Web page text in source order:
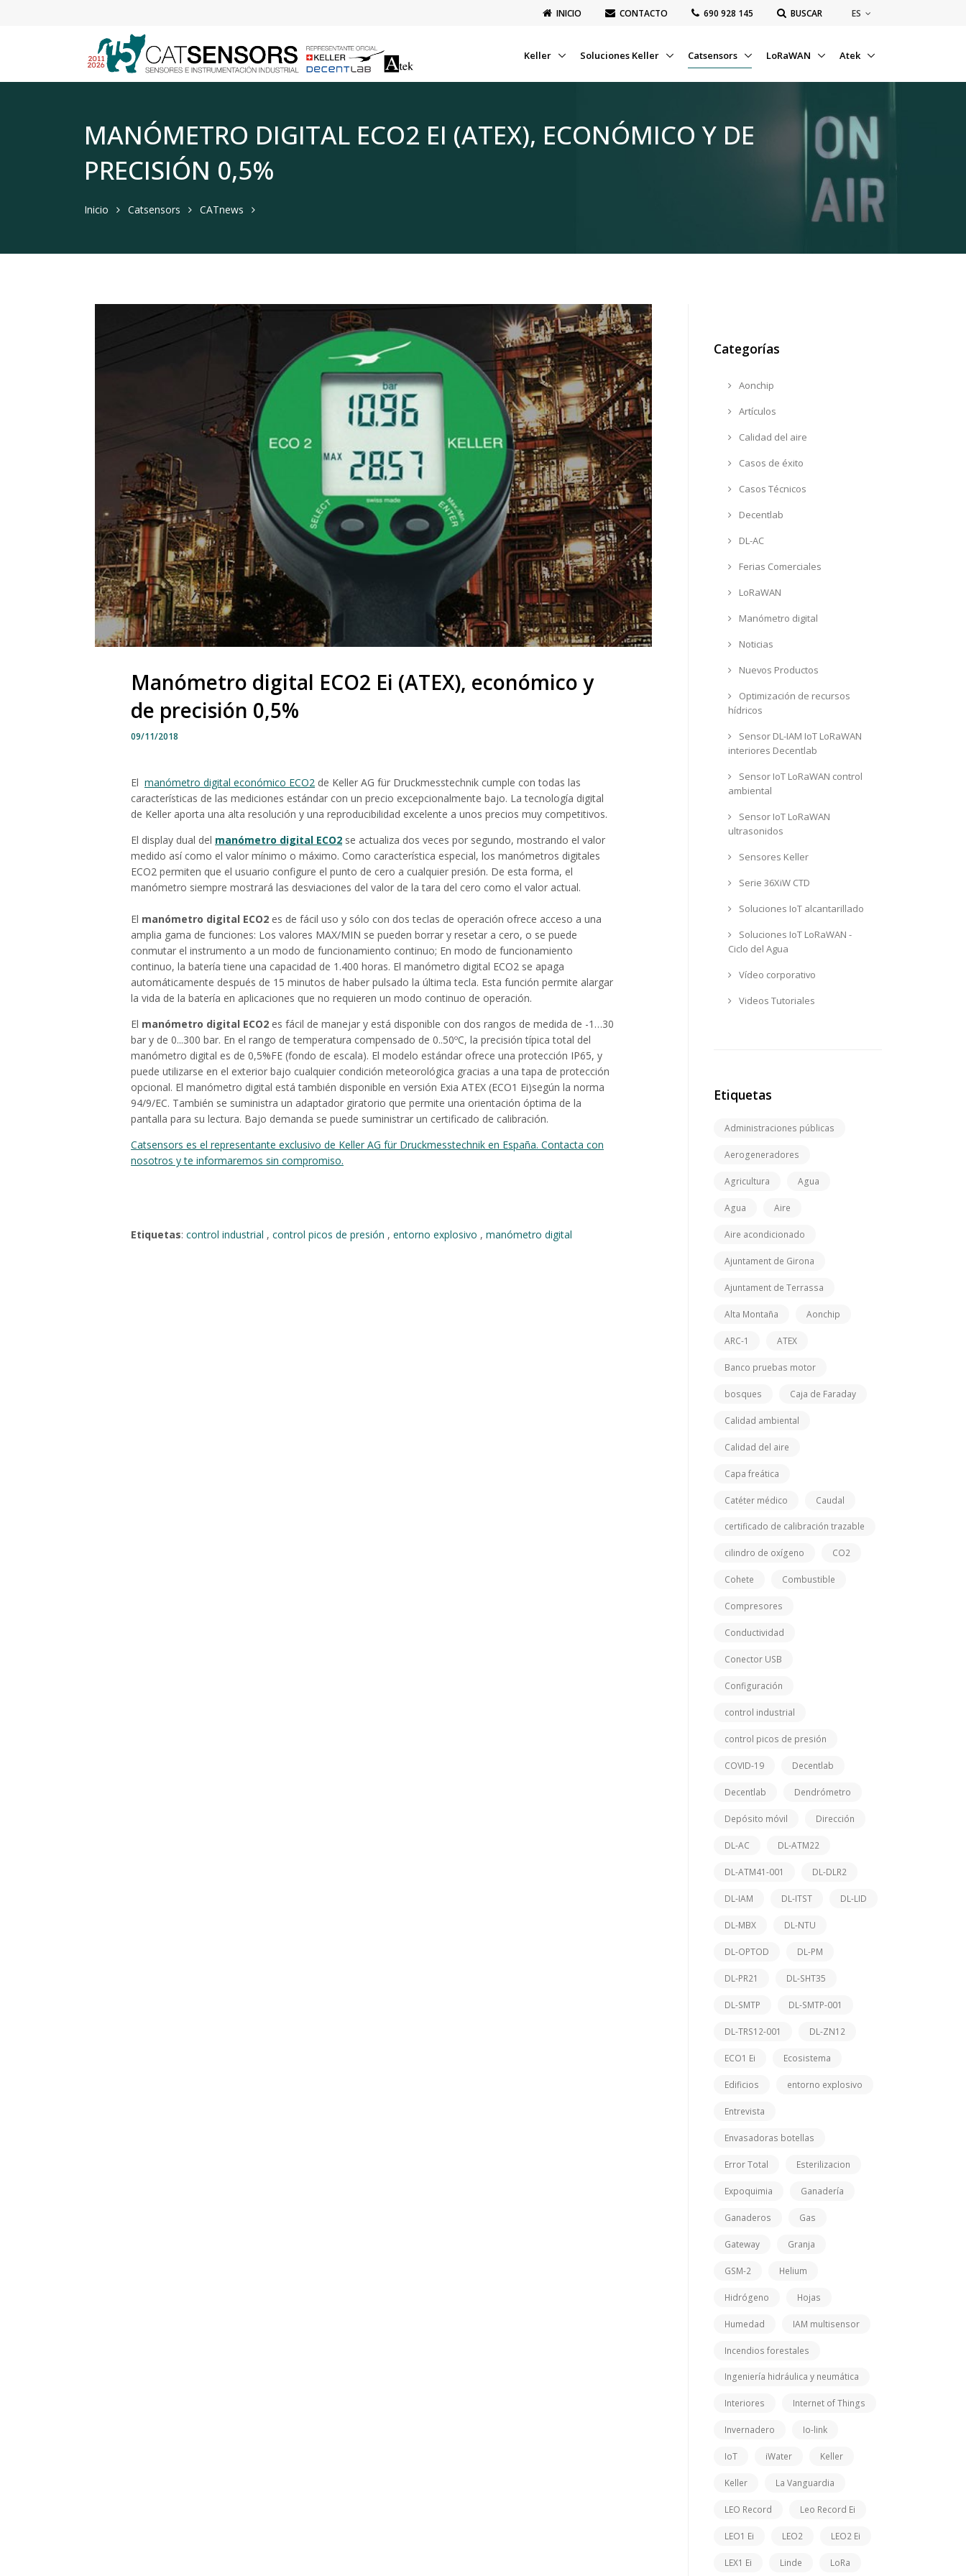
INICIO CONTACTO ‭690 928 145‬ BUSCAR ES
Keller Soluciones Keller Catsensors LoRaWAN Atek
MANÓMETRO DIGITAL ECO2 EI (ATEX), ECONÓMICO Y DE
PRECISIÓN 0,5%
Inicio Catsensors CATnews
Manómetro digital ECO2 Ei (ATEX), económico y
de precisión 0,5%
09/11/2018
El manómetro digital económico ECO2 de Keller AG für Druckmesstechnik cumple con todas las
características de las mediciones estándar con un precio excepcionalmente bajo. La tecnología digital
de Keller aporta una alta resolución y una reproducibilidad excelente a unos precios muy competitivos.
El display dual del manómetro digital ECO2 se actualiza dos veces por segundo, mostrando el valor
medido así como el valor mínimo o máximo. Como característica especial, los manómetros digitales
ECO2 permiten que el usuario configure el punto de cero a cualquier presión. De esta forma, el
manómetro siempre mostrará las desviaciones del valor de la tara del cero como el valor actual.
El manómetro digital ECO2 es de fácil uso y sólo con dos teclas de operación ofrece acceso a una
amplia gama de funciones: Los valores MAX/MIN se pueden borrar y resetar a cero, o se puede
conmutar el instrumento a un modo de funcionamiento continuo; En modo de funcionamiento
continuo, la batería tiene una capacidad de 1.400 horas. El manómetro digital ECO2 se apaga
automáticamente después de 15 minutos de haber pulsado la última tecla. Esta función permite alargar
la vida de la batería en aplicaciones que no requieren un modo continuo de operación.
El manómetro digital ECO2 es fácil de manejar y está disponible con dos rangos de medida de -1…30
bar y de 0...300 bar. En el rango de temperatura compensado de 0..50ºC, la precisión típica total del
manómetro digital es de 0,5%FE (fondo de escala). El modelo estándar ofrece una protección IP65, y
puede utilizarse en el exterior bajo cualquier condición meteorológica gracias a una tapa de protección
opcional. El manómetro digital está también disponible en versión Exia ATEX (ECO1 Ei)según la norma
94/9/EC. También se suministra un adaptador giratorio que permite una orientación óptima de la
pantalla para su lectura. Bajo demanda se puede suministrar un certificado de calibración.
Catsensors es el representante exclusivo de Keller AG für Druckmesstechnik en España. Contacta con
nosotros y te informaremos sin compromiso.
Etiquetas: control industrial , control picos de presión , entorno explosivo , manómetro digital
Categorías
Aonchip
Artículos
Calidad del aire
Casos de éxito
Casos Técnicos
Decentlab
DL-AC
Ferias Comerciales
LoRaWAN
Manómetro digital
Noticias
Nuevos Productos
Optimización de recursos
hídricos
Sensor DL-IAM IoT LoRaWAN
interiores Decentlab
Sensor IoT LoRaWAN control
ambiental
Sensor IoT LoRaWAN
ultrasonidos
Sensores Keller
Serie 36XiW CTD
Soluciones IoT alcantarillado
Soluciones IoT LoRaWAN -
Ciclo del Agua
Vídeo corporativo
Videos Tutoriales
Etiquetas
Administraciones públicas
Aerogeneradores
Agricultura Agua
Agua Aire
Aire acondicionado
Ajuntament de Girona
Ajuntament de Terrassa
Alta Montaña Aonchip
ARC-1 ATEX
Banco pruebas motor
bosques Caja de Faraday
Calidad ambiental
Calidad del aire
Capa freática
Catéter médico Caudal
certificado de calibración trazable
cilindro de oxígeno CO2
Cohete Combustible
Compresores
Conductividad
Conector USB
Configuración
control industrial
control picos de presión
COVID-19 Decentlab
Decentlab Dendrómetro
Depósito móvil Dirección
DL-AC DL-ATM22
DL-ATM41-001 DL-DLR2
DL-IAM DL-ITST DL-LID
DL-MBX DL-NTU
DL-OPTOD DL-PM
DL-PR21 DL-SHT35
DL-SMTP DL-SMTP-001
DL-TRS12-001 DL-ZN12
ECO1 Ei Ecosistema
Edificios entorno explosivo
Entrevista
Envasadoras botellas
Error Total Esterilizacion
Expoquimia Ganadería
Ganaderos Gas
Gateway Granja
GSM-2 Helium
Hidrógeno Hojas
Humedad IAM multisensor
Incendios forestales
Ingeniería hidráulica y neumática
Interiores Internet of Things
Invernadero Io-link
IoT iWater Keller
Keller La Vanguardia
LEO Record Leo Record Ei
LEO1 Ei LEO2 LEO2 Ei
LEX1 Ei Linde LoRa